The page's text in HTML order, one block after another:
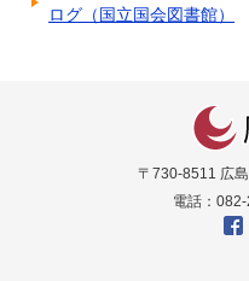
ログ（国立国会図書館）
〒730-8511 広
電話：082-